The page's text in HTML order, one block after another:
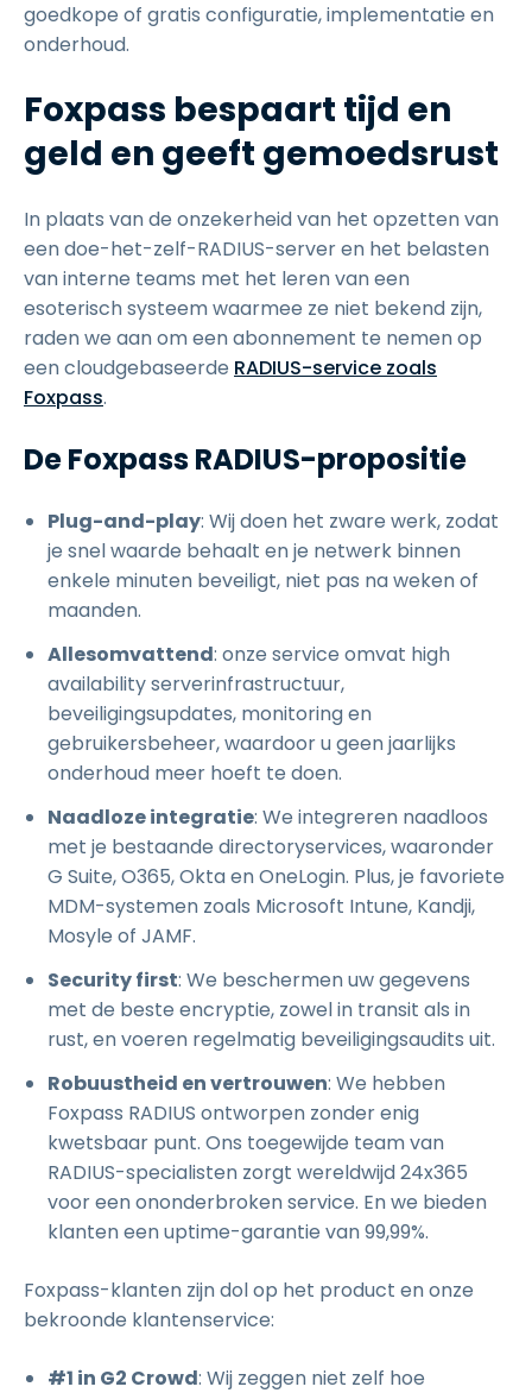
goedkope of gratis configuratie, implementatie en
onderhoud.
Foxpass bespaart tijd en
geld en geeft gemoedsrust
In plaats van de onzekerheid van het opzetten van
een doe-het-zelf-RADIUS-server en het belasten
van interne teams met het leren van een
esoterisch systeem waarmee ze niet bekend zijn,
raden we aan om een abonnement te nemen op
een cloudgebaseerde RADIUS-service zoals
Foxpass.
De Foxpass RADIUS-propositie
Plug-and-play: Wij doen het zware werk, zodat
je snel waarde behaalt en je netwerk binnen
enkele minuten beveiligt, niet pas na weken of
maanden.
Allesomvattend: onze service omvat high
availability serverinfrastructuur,
beveiligingsupdates, monitoring en
gebruikersbeheer, waardoor u geen jaarlijks
onderhoud meer hoeft te doen.
Naadloze integratie: We integreren naadloos
met je bestaande directoryservices, waaronder
G Suite, O365, Okta en OneLogin. Plus, je favoriete
MDM-systemen zoals Microsoft Intune, Kandji,
Mosyle of JAMF.
Security first: We beschermen uw gegevens
met de beste encryptie, zowel in transit als in
rust, en voeren regelmatig beveiligingsaudits uit.
Robuustheid en vertrouwen: We hebben
Foxpass RADIUS ontworpen zonder enig
kwetsbaar punt. Ons toegewijde team van
RADIUS-specialisten zorgt wereldwijd 24x365
voor een ononderbroken service. En we bieden
klanten een uptime-garantie van 99,99%.
Foxpass-klanten zijn dol op het product en onze
bekroonde klantenservice:
#1 in G2 Crowd: Wij zeggen niet zelf hoe